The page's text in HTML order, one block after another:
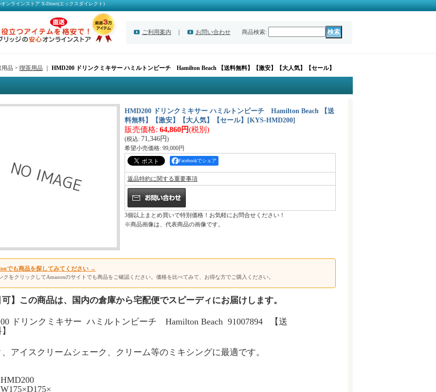
ンラインストア X-Direct(エックスダイレクト)
ご利用案内 お問い合わせ 商品検索:
品 > 喫茶用品 HMD200 ドリンクミキサー ハミルトンビーチ Hamilton Beach 【送料無料】【激安】【大人気】【セール】
HMD200 ドリンクミキサー ハミルトンビーチ Hamilton Beach 【送
料無料】【激安】【大人気】【セール】
[KYS-HMD200]
販売価格: 64,860円(税別)
(税込: 71,346円)
希望小売価格: 99,000円
Facebookでシェア
返品特約に関する重要事項
3個以上まとめ買いで特別価格！お気軽にお問合せください！
※商品画像は、代表商品の画像です。
でも商品を探してみてください →
クをクリックしてAmazonのサイトでも商品をご確認ください。価格を比べてみて、お得な方でご購入ください。
】この商品は、国内の倉庫から宅配便でスピーディにお届けします。
ドリンクミキサー ハミルトンビーチ Hamilton Beach 91007894
【送
アイスクリームシェーク、クリーム等のミキシングに最適です。